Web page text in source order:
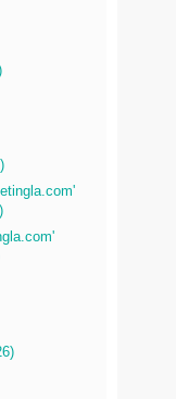
)
)
)